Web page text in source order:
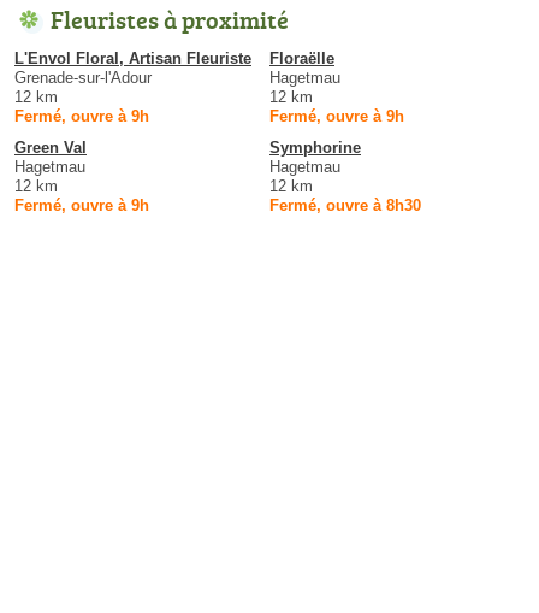
Fleuristes à proximité
L'Envol Floral, Artisan Fleuriste
Grenade-sur-l'Adour
12 km
Fermé, ouvre à 9h
Floraëlle
Hagetmau
12 km
Fermé, ouvre à 9h
Green Val
Hagetmau
12 km
Fermé, ouvre à 9h
Symphorine
Hagetmau
12 km
Fermé, ouvre à 8h30